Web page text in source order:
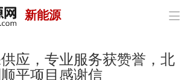
首页
政策与经济
新能源 
应，专业服务获赞誉，北
平项目感谢信